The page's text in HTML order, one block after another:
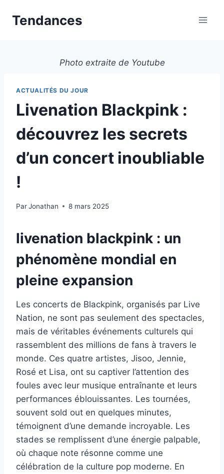
Tendances
Photo extraite de Youtube
ACTUALITÉS DU JOUR
Livenation Blackpink :
découvrez les secrets
d’un concert inoubliable
!
ParJonathan 8 mars 2025
livenation blackpink : un
phénomène mondial en
pleine expansion
Les concerts de Blackpink, organisés par Live
Nation, ne sont pas seulement des spectacles,
mais de véritables événements culturels qui
rassemblent des millions de fans à travers le
monde. Ces quatre artistes, Jisoo, Jennie,
Rosé et Lisa, ont su captiver l’attention des
foules avec leur musique entraînante et leurs
performances éblouissantes. Les tournées,
souvent sold out en quelques minutes,
témoignent d’une demande incroyable. Les
stades se remplissent d’une énergie palpable,
où chaque note résonne comme une
célébration de la culture pop moderne. En